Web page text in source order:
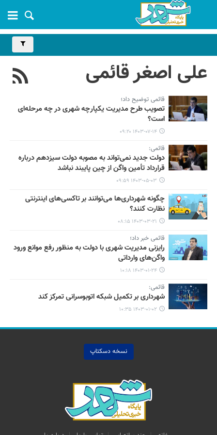
علی اصغر قائمی
قائمی توضیح داد؛
تصویب طرح مدیریت یکپارچه شهری در چه مرحله‌ای
است؟
۱۴۰۳-۰۷-۱۴ ۰۹:۲۰
قائمی:
دولت جدید نمی‌تواند به مصوبه دولت سیزدهم درباره
قرارداد تأمین واگن از چین پایبند نباشد
۱۴۰۳-۰۵-۰۳ ۰۹:۵۹
چگونه شهرداری‌ها می‌توانند بر تاکسی‌های اینترنتی
نظارت کنند؟
۱۴۰۳-۰۳-۲۱ ۰۸:۱۵
قائمی خبر داد؛
رایزنی مدیریت شهری با دولت به منظور رفع موانع ورود
واگن‌های وارداتی
۱۴۰۳-۰۱-۲۴ ۱۰:۱۸
قائمی:
شهرداری بر تکمیل شبکه اتوبوسرانی تمرکز کند
۱۴۰۳-۰۱-۰۲ ۱۰:۳۵
نسخه دسکتاپ